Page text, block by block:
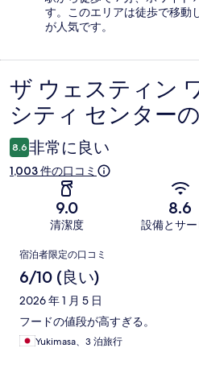
す。このエリアは徒歩で移動
が人気です。
口
コ
ミ
ザ ウェスティン
シティ センター
8.6 非常に良い
1,003 件の口コミ
9.0
清潔度
8.6
設備とサー
口
コ
ミ
宿泊者限定の口コミ
6/10 (良い)
2026 年 1 月 5 日
フードの値段が高すぎる。
Yukimasa、3 泊旅行